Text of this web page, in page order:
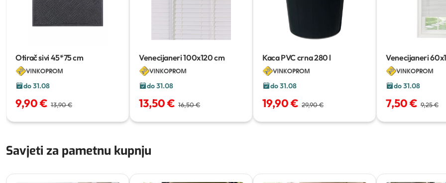
Otirač sivi 45*75 cm
do 31.08
9,90 € 13,90 €
Venecijaneri100x120 cm
do 31.08
13,50 € 16,50 €
Kaca PVC crna280 l
do 31.08
19,90 € 29,90 €
Venecijaneri
do 31.08
7,50 € 9,25 €
Savjeti za pametnu kupnju